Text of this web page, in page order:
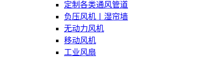
定制各类通风管道
负压风机〡湿帘墙
无动力风机
移动风机
工业风扇